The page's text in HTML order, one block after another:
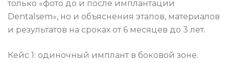
только «фото до и после имплантации
Dentalsem», но и объяснения этапов, материалов
и результатов на сроках от 6 месяцев до 3 лет.
Кейс 1: одиночный имплант в боковой зоне.